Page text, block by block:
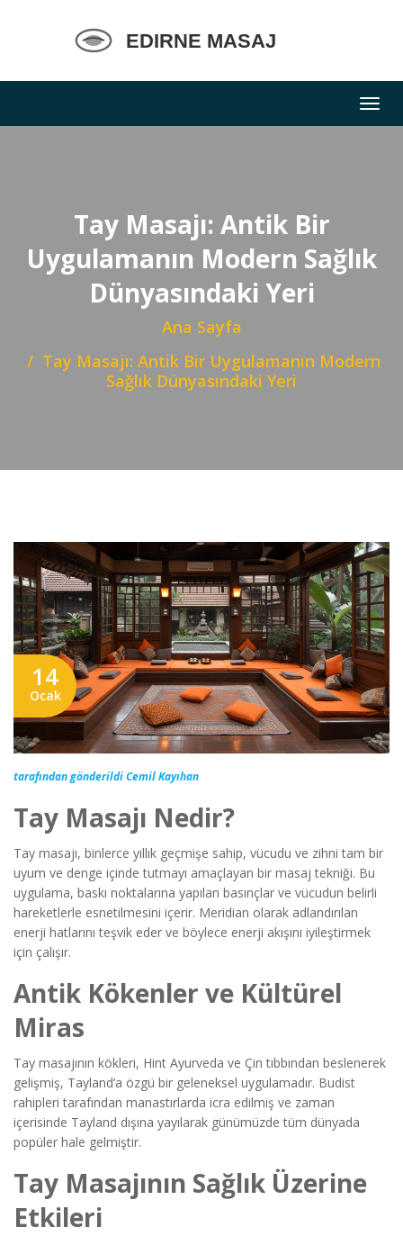
Tay Masajı: Antik Bir
Uygulamanın Modern Sağlık
Dünyasındaki Yeri
Ana Sayfa
Tay Masajı: Antik Bir Uygulamanın Modern
Sağlık Dünyasındaki Yeri
14
Ocak
tarafından gönderildi Cemil Kayıhan
Tay Masajı Nedir?
Tay masajı, binlerce yıllık geçmişe sahip, vücudu ve zihni tam bir
uyum ve denge içinde tutmayı amaçlayan bir masaj tekniği. Bu
uygulama, baskı noktalarına yapılan basınçlar ve vücudun belirli
hareketlerle esnetilmesini içerir. Meridian olarak adlandırılan
enerji hatlarını teşvik eder ve böylece enerji akışını iyileştirmek
için çalışır.
Antik Kökenler ve Kültürel
Miras
Tay masajının kökleri, Hint Ayurveda ve Çin tıbbından beslenerek
gelişmiş, Tayland’a özgü bir geleneksel uygulamadır. Budist
rahipleri tarafından manastırlarda icra edilmiş ve zaman
içerisinde Tayland dışına yayılarak günümüzde tüm dünyada
popüler hale gelmiştir.
Tay Masajının Sağlık Üzerine
Etkileri